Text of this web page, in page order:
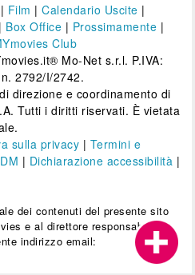
| Film |Calendario Uscite |
| Box Office | Prossimamente |
Club
Mo-Net s.r.l. P.IVA:
2792/I/2742.
direzione e coordinamento di
Tutti i diritti riservati. È vietata
sulla privacy | Termini e
| Dichiarazione accessibilità |
dei contenuti del presente sito
e al direttore responsabile.
indirizzo email: